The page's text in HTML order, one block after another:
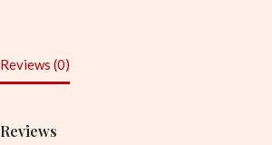
Reviews (0)
Reviews